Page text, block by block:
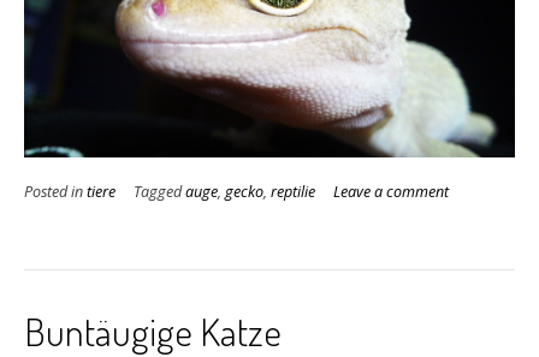
Posted intiere Taggedauge, gecko, reptilie Leave a comment
Buntäugige Katze